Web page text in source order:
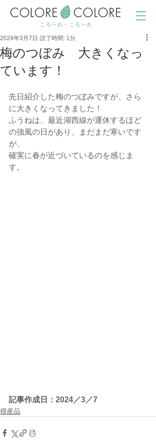
ころーれ・ころーれ
梅のつぼみ 大きくなっ
ています！
2024年3月7日 読了時間: 1分
先日紹介した梅のつぼみですが、さら
に大きくなってきました！
ふうねは、最近湖西線が運休するほど
の強風の日があり、まだまだ寒いです
が、
確実に春が近づいているのを感じま
す。
記事作成日：2024／3／7
授産品